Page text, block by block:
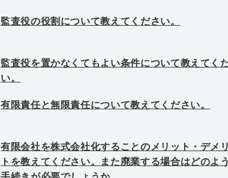
監査役の役割について教えてください。
監査役を置かなくてもよい条件について教えてく
い。
有限責任と無限責任について教えてください。
有限会社を株式会社化することのメリット・デメ
トを教えてください。また廃業する場合はどのよ